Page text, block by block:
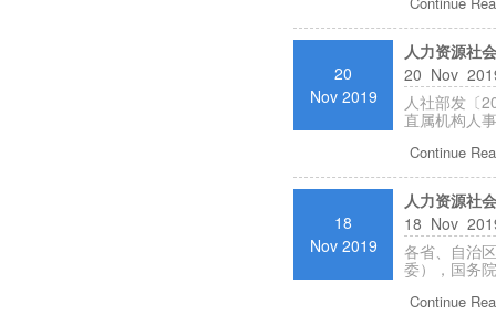
20
Nov 2019
人力资源社
20 Nov
人社部发〔
直属机构人
Continue
18
Nov 2019
人力资源社
18 Nov
各省、自治
委），国务
Continue